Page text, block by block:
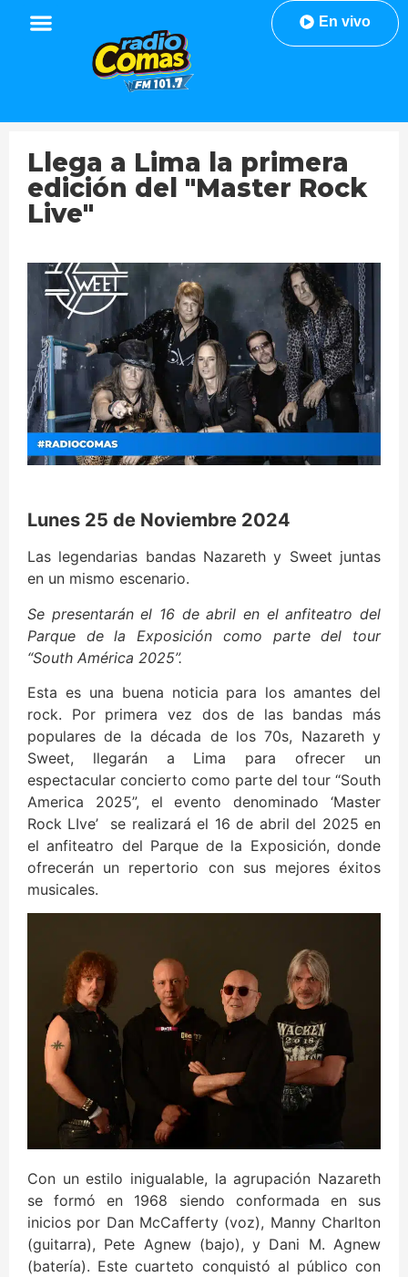
En vivo
Llega a Lima la primera
edición del "Master Rock
Live"
Lunes 25 de Noviembre 2024
Las legendarias bandas Nazareth y Sweet juntas
en un mismo escenario.
Se presentarán el 16 de abril en el anfiteatro del
Parque de la Exposición como parte del tour
“South América 2025”.
Esta es una buena noticia para los amantes del
rock. Por primera vez dos de las bandas más
populares de la década de los 70s, Nazareth y
Sweet, llegarán a Lima para ofrecer un
espectacular concierto como parte del tour “South
America 2025”, el evento denominado ‘Master
Rock LIve’ se realizará el 16 de abril del 2025 en
el anfiteatro del Parque de la Exposición, donde
ofrecerán un repertorio con sus mejores éxitos
musicales.
Con un estilo inigualable, la agrupación Nazareth
se formó en 1968 siendo conformada en sus
inicios por Dan McCafferty (voz), Manny Charlton
(guitarra), Pete Agnew (bajo), y Dani M. Agnew
(batería). Este cuarteto conquistó al público con